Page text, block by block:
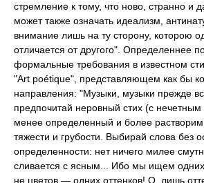
стремление к тому, что ново, странно и
может также означать идеализм,
внимание лишь на ту сторону, которою
отличается от другого". Определеннее
формальные требования в известном
"Art poétique", представляющем как бы
направления: "Музыки, музыки прежде
предпочитай неровный стих (с нечетным
менее определенный и более
тяжести и грубости. Выбирай слова без
определенности: нет ничего милее
сливается с ясным... Ибо мы ищем одних
не цветов — одних оттенков! О, лишь